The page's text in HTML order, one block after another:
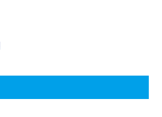
理方法有哪些?